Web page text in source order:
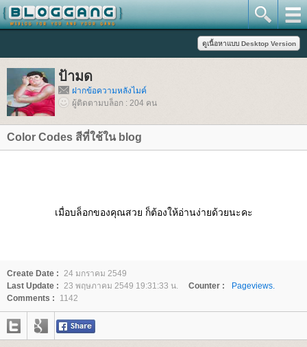
ป้ามด
ฝากข้อความหลังไมค์
ผู้ติดตามบล็อก : 204 คน
Color Codes สีที่ใช้ใน blog
เมื่อบล็อกของคุณสวย ก็ต้องให้อ่านง่ายด้วยนะคะ
Create Date : 24 มกราคม 2549
Last Update : 23 พฤษภาคม 2549 19:31:33 น. Counter :
Pageviews.
Comments :
1142